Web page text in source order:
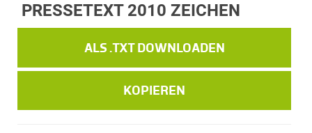
PRESSETEXT 2010 ZEICHEN
ALS .TXT DOWNLOADEN
KOPIEREN